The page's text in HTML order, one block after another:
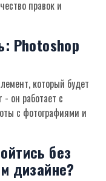
правок и
Photoshop
который будет
он работает с
с фотографиями и
без
дизайне?